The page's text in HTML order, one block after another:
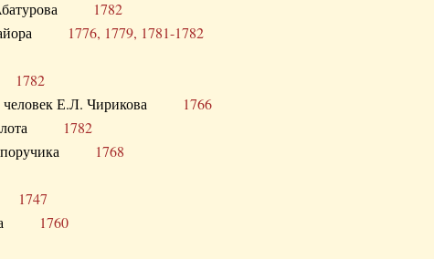
1782
1776, 1779, 1781-1782
1782
человек Е.Л. Чирикова 1766
флота 1782
поручика 1768
1747
1760